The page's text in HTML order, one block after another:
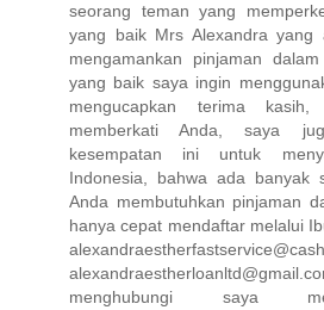
seorang teman yang
yang baik Mrs Alexandra yang
mengamankan pinjaman
yang baik saya ingin
mengucapkan terima
memberkati Anda, saya
kesempatan ini untuk
Indonesia, bahwa ada banyak
Anda membutuhkan pinjaman
hanya cepat mendaftar melalui
menghubungi saya